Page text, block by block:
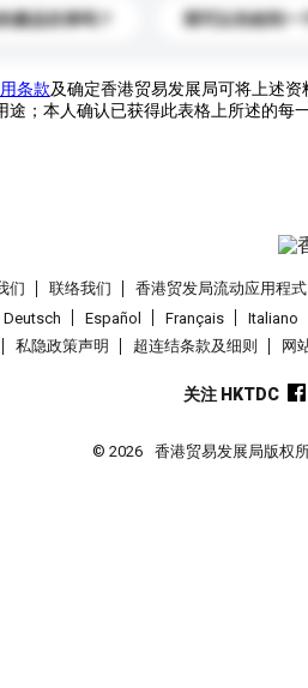
產品目录吗？ 我可以先收到一
条款及确定香港贸易发展局可将上述
途；本人确认已获得此表格上所述的每
们 联络我们 香港贸发局流动应用程式
Deutsch Español Français Italiano
私隐政策声明 超连结条款及细则 网
关注 HKTDC
© 2026 香港贸易发展局版权